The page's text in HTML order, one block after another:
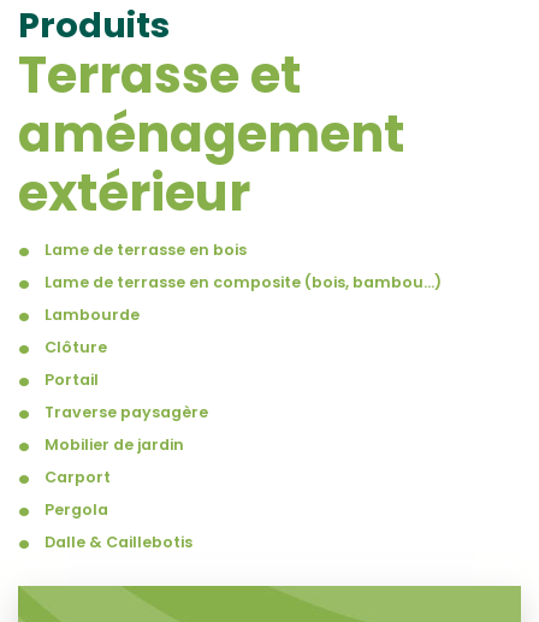
Produits
Terrasse et
aménagement
extérieur
Lame de terrasse en bois
Lame de terrasse en composite (bois, bambou...)
Lambourde
Clôture
Portail
Traverse paysagère
Mobilier de jardin
Carport
Pergola
Dalle & Caillebotis